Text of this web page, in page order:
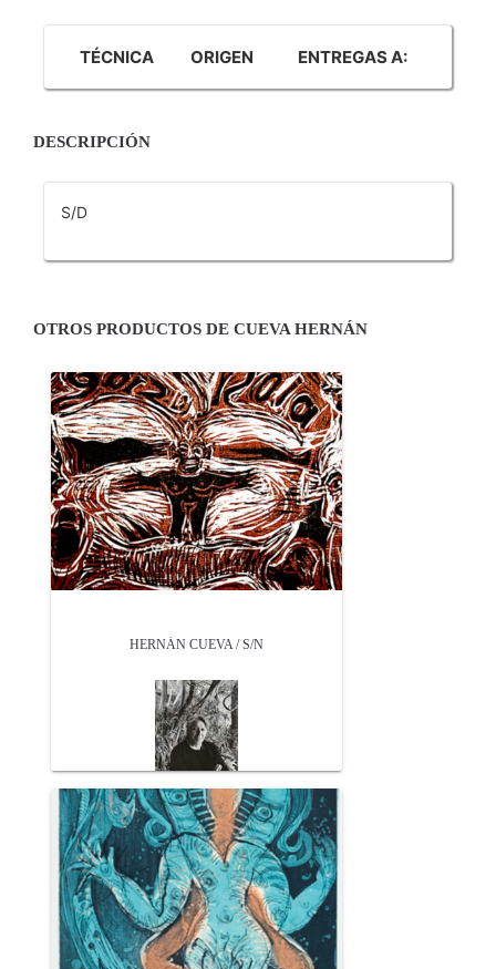
TÉCNICA ORIGEN ENTREGAS A:
DESCRIPCIÓN
S/D
OTROS PRODUCTOS DE CUEVA HERNÁN
HERNÁN CUEVA / S/N